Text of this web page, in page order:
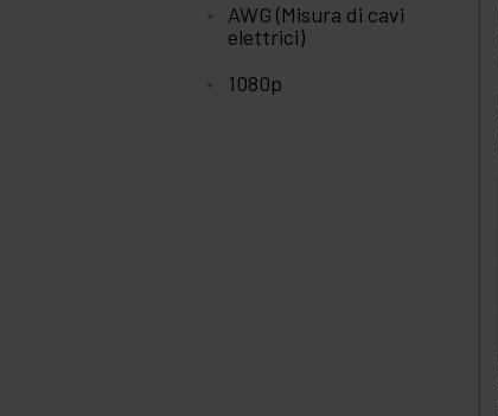
AWG (Misura di cavi
elettrici)
1080p